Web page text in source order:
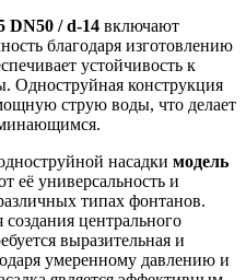
DN50 / d-14 включают
благодаря изготовлению
устойчивость к
Одноструйная конструкция
струю воды, что делает
насадки модель
её универсальность и
типах фонтанов.
центрального
выразительная и
умеренному давлению и